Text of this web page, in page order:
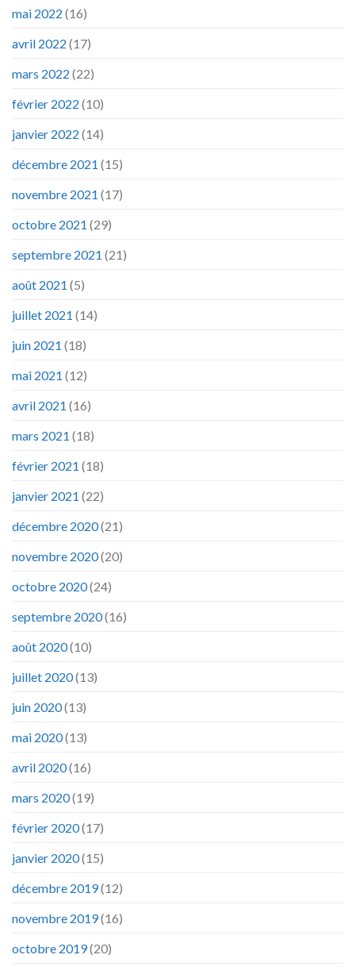
mai 2022 (16)
avril 2022 (17)
mars 2022 (22)
février 2022 (10)
janvier 2022 (14)
décembre 2021 (15)
novembre 2021 (17)
octobre 2021 (29)
septembre 2021 (21)
août 2021 (5)
juillet 2021 (14)
juin 2021 (18)
mai 2021 (12)
avril 2021 (16)
mars 2021 (18)
février 2021 (18)
janvier 2021 (22)
décembre 2020(21)
novembre 2020(20)
octobre 2020(24)
septembre 2020(16)
août 2020(10)
juillet 2020(13)
juin 2020(13)
mai 2020(13)
avril 2020(16)
mars 2020(19)
février 2020(17)
janvier 2020(15)
décembre 2019(12)
novembre 2019(16)
octobre 2019(20)